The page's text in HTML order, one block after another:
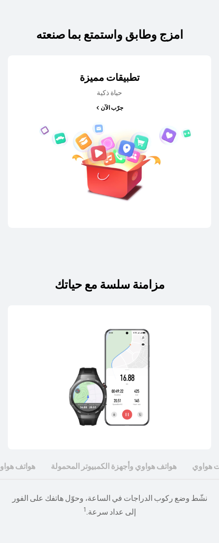
HUAWEI nova 15 Max
تعرّف على المزيد
امزج وطابق واستمتع بما صنعته
تطبيقات مميزة
حياة ذكية
جرّب الآن
مزامنة سلسة مع حياتك
نشّط وضع ركوب الدراجات في الساعة، وحوّل هاتفك على الفور
إلى عداد سرعة.1
ما عليك سوى فتح علبة الشحن والنقر على توصيل في النافذة
المنبثقة في الهاتف لإكمال الاقتران الأولي
افتح ما يصل إلى 3 تطبيقات جوال على شاشة الحاسوب اللوحي
الواسعة. تصفّح المحتوى الذي تحب من خلال النوافذ الكبيرة
اسحب أي نصوص وصور وملفات صوتية وفيديوهات إلى
SuperHub وقتما تشاء، وألصقها ببساطة وانقلها وشاركها على
هواوي هواتف هواوي وأجهزة الكمبيوتر المحمولة هواتف